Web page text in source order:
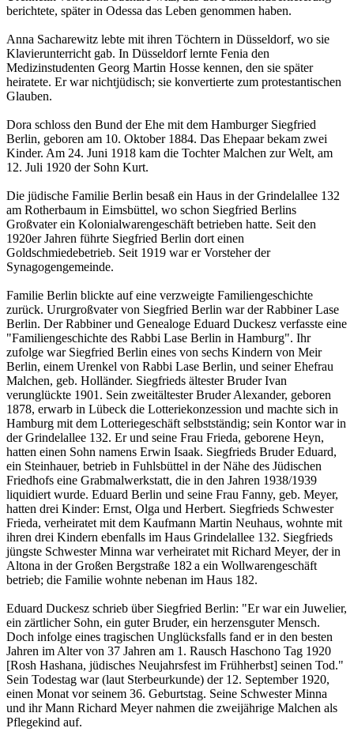
berichtete, später in Odessa das Leben genommen haben.
Anna Sacharewitz lebte mit ihren Töchtern in Düsseldorf, wo sie
Klavierunterricht gab. In Düsseldorf lernte Fenia den
Medizinstudenten Georg Martin Hosse kennen, den sie später
heiratete. Er war nichtjüdisch; sie konvertierte zum protestantischen
Glauben.
Dora schloss den Bund der Ehe mit dem Hamburger Siegfried
Berlin, geboren am 10. Oktober 1884. Das Ehepaar bekam zwei
Kinder. Am 24. Juni 1918 kam die Tochter Malchen zur Welt, am
12. Juli 1920 der Sohn Kurt.
Die jüdische Familie Berlin besaß ein Haus in der Grindelallee 132
am Rotherbaum in Eimsbüttel, wo schon Siegfried Berlins
Großvater ein Kolonialwarengeschäft betrieben hatte. Seit den
1920er Jahren führte Siegfried Berlin dort einen
Goldschmiedebetrieb. Seit 1919 war er Vorsteher der
Synagogengemeinde.
Familie Berlin blickte auf eine verzweigte Familiengeschichte
zurück. Ururgroßvater von Siegfried Berlin war der Rabbiner Lase
Berlin. Der Rabbiner und Genealoge Eduard Duckesz verfasste eine
"Familiengeschichte des Rabbi Lase Berlin in Hamburg". Ihr
zufolge war Siegfried Berlin eines von sechs Kindern von Meir
Berlin, einem Urenkel von Rabbi Lase Berlin, und seiner Ehefrau
Malchen, geb. Holländer. Siegfrieds ältester Bruder Ivan
verunglückte 1901. Sein zweitältester Bruder Alexander, geboren
1878, erwarb in Lübeck die Lotteriekonzession und machte sich in
Hamburg mit dem Lotteriegeschäft selbstständig; sein Kontor war in
der Grindelallee 132. Er und seine Frau Frieda, geborene Heyn,
hatten einen Sohn namens Erwin Isaak. Siegfrieds Bruder Eduard,
ein Steinhauer, betrieb in Fuhlsbüttel in der Nähe des Jüdischen
Friedhofs eine Grabmalwerkstatt, die in den Jahren 1938/1939
liquidiert wurde. Eduard Berlin und seine Frau Fanny, geb. Meyer,
hatten drei Kinder: Ernst, Olga und Herbert. Siegfrieds Schwester
Frieda, verheiratet mit dem Kaufmann Martin Neuhaus, wohnte mit
ihren drei Kindern ebenfalls im Haus Grindelallee 132. Siegfrieds
jüngste Schwester Minna war verheiratet mit Richard Meyer, der in
Altona in der Großen Bergstraße 182 a ein Wollwarengeschäft
betrieb; die Familie wohnte nebenan im Haus 182.
Eduard Duckesz schrieb über Siegfried Berlin: "Er war ein Juwelier,
ein zärtlicher Sohn, ein guter Bruder, ein herzensguter Mensch.
Doch infolge eines tragischen Unglücksfalls fand er in den besten
Jahren im Alter von 37 Jahren am 1. Rausch Haschono Tag 1920
[Rosh Hashana, jüdisches Neujahrsfest im Frühherbst] seinen Tod."
Sein Todestag war (laut Sterbeurkunde) der 12. September 1920,
einen Monat vor seinem 36. Geburtstag. Seine Schwester Minna
und ihr Mann Richard Meyer nahmen die zweijährige Malchen als
Pflegekind auf.